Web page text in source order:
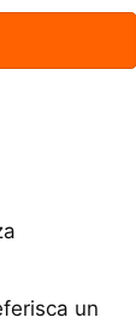
un